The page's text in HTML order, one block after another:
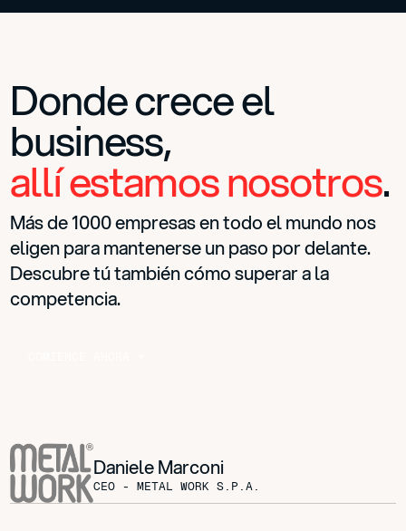
Donde crece el
business,
allí estamos nosotros.
Más de 1000 empresas en todo el mundo nos
eligen para mantenerse un paso por delante.
Descubre tú también cómo superar a la
competencia.
Daniele Marconi
CEO - METAL WORK S.P.A.